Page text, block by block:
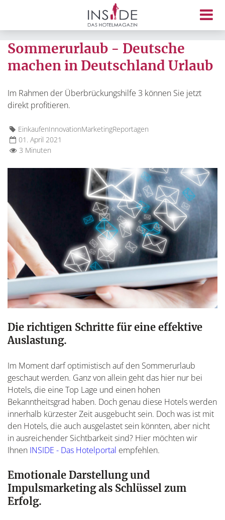
Sommerurlaub - Deutsche
machen in Deutschland Urlaub
Im Rahmen der Überbrückungshilfe 3 können Sie jetzt
direkt profitieren.
EinkaufenInnovationMarketingReportagen
01. April 2021
3 Minuten
Die richtigen Schritte für eine effektive
Auslastung.
Im Moment darf optimistisch auf den Sommerurlaub
geschaut werden. Ganz von allein geht das hier nur bei
Hotels, die eine Top Lage und einen hohen
Bekanntheitsgrad haben. Doch genau diese Hotels werden
innerhalb kürzester Zeit ausgebucht sein. Doch was ist mit
den Hotels, die auch ausgelastet sein könnten, aber nicht
in ausreichender Sichtbarkeit sind? Hier möchten wir
Ihnen INSIDE - Das Hotelportal empfehlen.
Emotionale Darstellung und
Impulsmarketing als Schlüssel zum
Erfolg.